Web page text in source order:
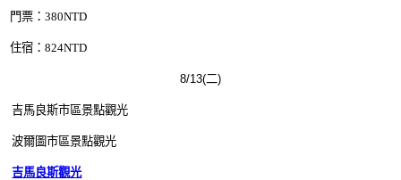
門票：380NTD
住宿：824NTD
8/13(二)
吉馬良斯市區景點觀光
波爾圖市區景點觀光
吉馬良斯觀光